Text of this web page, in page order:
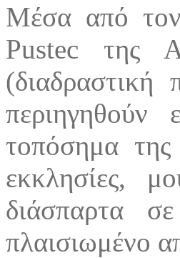
Μέσα από τον
Pustec της
τοπόσημα
εκκλησίες,
διάσπαρτα
πλαισιωμένο